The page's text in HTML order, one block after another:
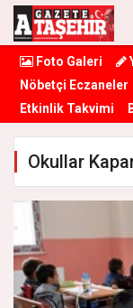
Foto Galeri
Nöbetçi Eczaneler
Etkinlik Takvimi
Okullar